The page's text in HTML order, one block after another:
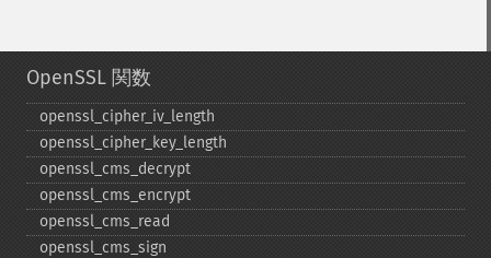
OpenSSL 関数
openssl_​cipher_​iv_​length
openssl_​cipher_​key_​length
openssl_​cms_​decrypt
openssl_​cms_​encrypt
openssl_​cms_​read
openssl_​cms_​sign